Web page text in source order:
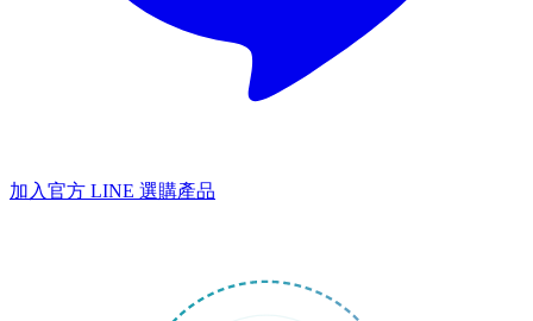
加入官方 LINE 選購產品